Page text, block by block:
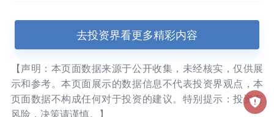
去投资界看更多精彩内容
【声明：本页面数据来源于公开收集，未经核实，仅供展
示和参考。本页面展示的数据信息不代表投资界观点，本
页面数据不构成任何对于投资的建议。特别提示：投资有
风险，决策请谨慎。】